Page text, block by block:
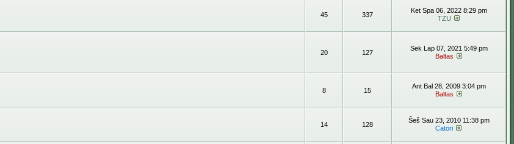
45 337
Ket Spa 06, 2022 8:29 pm
TZU
20 127
Sek Lap 07, 2021 5:49 pm
Baltas
8 15
Ant Bal 28, 2009 3:04 pm
Baltas
14 128
Šeš Sau 23, 2010 11:38 pm
Catori